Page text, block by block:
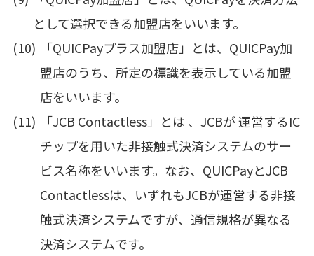
として選択できる加盟店をいいます。
「QUICPayプラス加盟店」とは、QUICPay加
盟店のうち、所定の標識を表示している加盟
店をいいます。
「JCB Contactless」とは 、JCBが 運営するIC
チップを用いた非接触式決済システムのサー
ビス名称をいいます。なお、QUICPayとJCB
Contactlessは、いずれもJCBが運営する非接
触式決済システムですが、通信規格が異なる
決済システムです。